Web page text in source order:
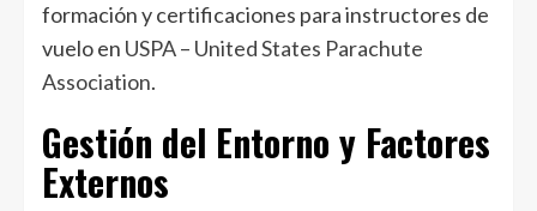
formación y certificaciones para instructores de
vuelo en USPA – United States Parachute
Association.
Gestión del Entorno y Factores
Externos